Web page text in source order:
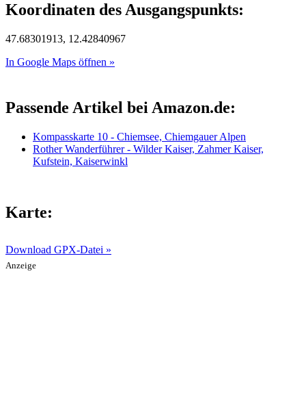
Koordinaten des Ausgangspunkts:
47.68301913, 12.42840967
In Google Maps öffnen »
Passende Artikel bei Amazon.de:
Kompasskarte 10 - Chiemsee, Chiemgauer Alpen
Rother Wanderführer - Wilder Kaiser, Zahmer Kaiser,
Kufstein, Kaiserwinkl
Karte:
Download GPX-Datei »
Anzeige